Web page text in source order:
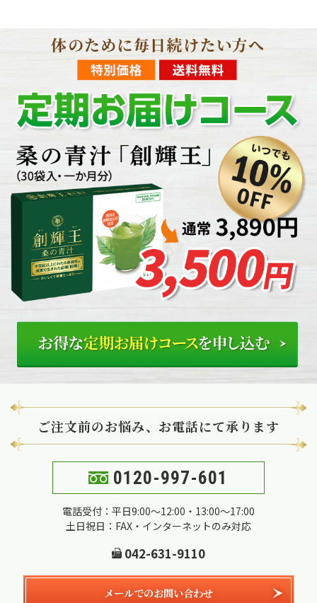
ご注文前のお悩み、お電話にて承ります
0120-997-601
電話受付：平日9:00～12:00・13:00～17:00
土日祝日：FAX・インターネットのみ対応
042-631-9110
メールでのお問い合わせ